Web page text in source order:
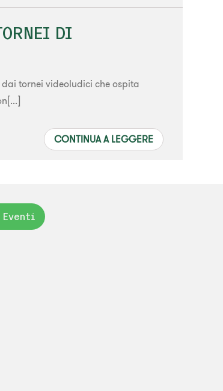
DI
tornei videoludici che ospita
CONTINUA A LEGGERE
Eventi